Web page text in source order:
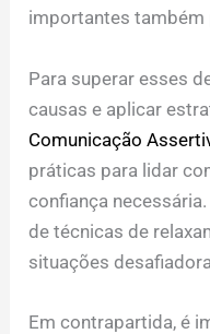
importantes também
Para superar esses
causas e aplicar
Comunicação
práticas para lidar
confiança
de técnicas de
situações
Em contrapartida, é